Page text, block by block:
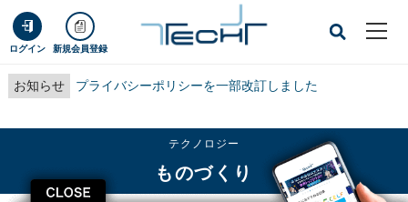
ログイン 新規会員登録
お知らせ プライバシーポリシーを一部改訂しました
CLOSE
テクノロジー
ものづくり